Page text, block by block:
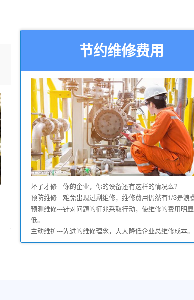
节约维修费用
坏了才修---你的企业，你的设备还有这样的情况么？
预防维修---难免出现过剩维修，维修费用仍然有1/3是浪
预测维修---针对问题的征兆采取行动，使维修的费用明
低。
主动维护---先进的维修理念，大大降低企业总维修成本。